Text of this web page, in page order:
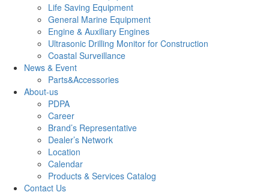
Life Saving Equipment
General Marine Equipment
Engine & Auxiliary Engines
Ultrasonic Drilling Monitor for Construction
Coastal Surveillance
News & Event
Parts&Accessories
About-us
PDPA
Career
Brand’s Representative
Dealer’s Network
Location
Calendar
Products & Services Catalog
Contact Us